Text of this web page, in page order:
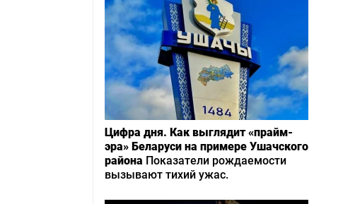
Цифра дня. Как выглядит «прайм-
эра» Беларуси на примере Ушачского
района Показатели рождаемости
вызывают тихий ужас.